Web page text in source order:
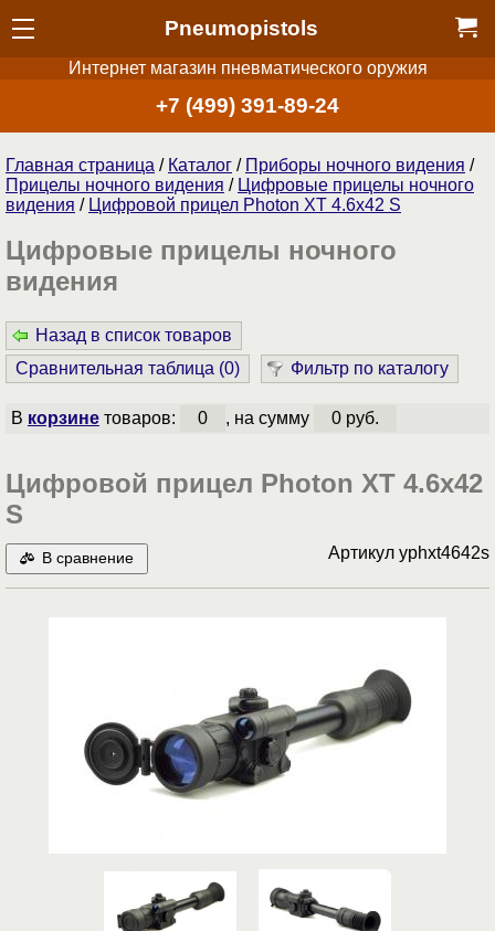
Pneumopistols
Интернет магазин пневматического оружия
+7 (499) 391-89-24
Главная страница / Каталог / Приборы ночного видения /
Прицелы ночного видения / Цифровые прицелы ночного
видения / Цифровой прицел Photon XT 4.6x42 S
Цифровые прицелы ночного
видения
Назад в список товаров
Сравнительная таблица (0) Фильтр по каталогу
В корзинетоваров: 0 , на сумму 0 руб.
Цифровой прицел Photon XT 4.6x42
S
В сравнение Артикул yphxt4642s